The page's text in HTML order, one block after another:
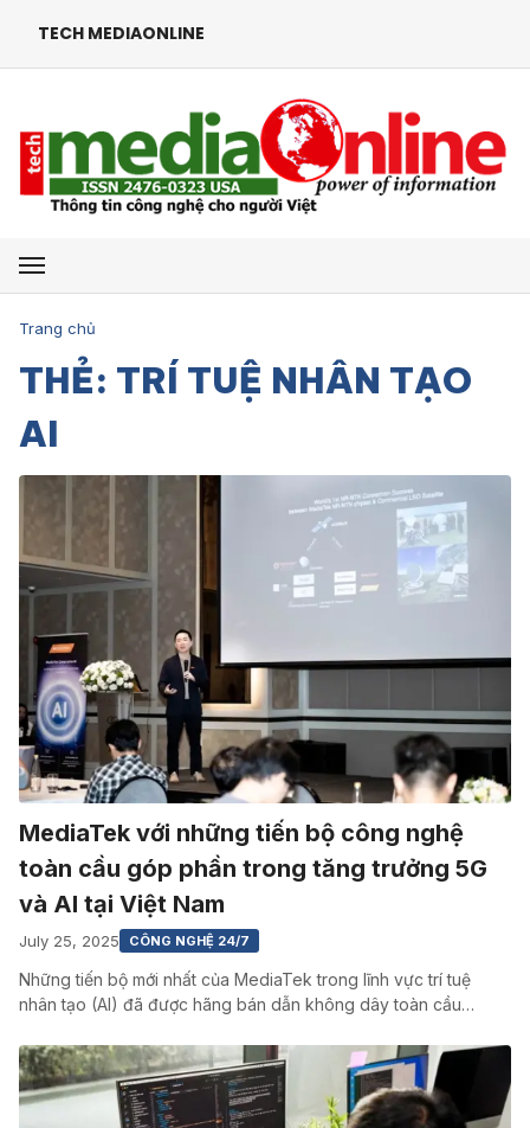
TECH MEDIAONLINE
Mở menu
Trang chủ
THẺ: TRÍ TUỆ NHÂN TẠO
AI
MediaTek với những tiến bộ công nghệ
toàn cầu góp phần trong tăng trưởng 5G
và AI tại Việt Nam
July 25, 2025 CÔNG NGHỆ 24/7
Những tiến bộ mới nhất của MediaTek trong lĩnh vực trí tuệ
nhân tạo (AI) đã được hãng bán dẫn không dây toàn cầu…